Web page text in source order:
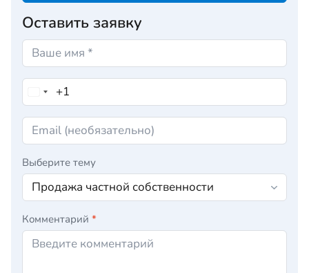
Оставить заявку
Выберите тему
Комментарий *